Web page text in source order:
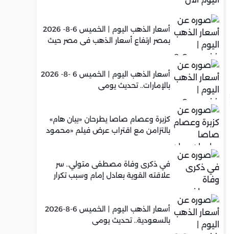
أسعار الذهب اليوم | الخميس 6-8- 2026
بمصر ارتفاع أسعار الذهب في مصر حيث
أسعار الذهب اليوم | الخميس 6 -8- 2026
بالإمارات.. تحديث يومي
كزبرة وعصام صاصا يطرحان «بيان هام»
بالتزامن مع اقتراب عرض فيلم «محمود
في ذكرى وفاة مصطفى متولي.. سر
علاقته القوية بعادل إمام وسبب تكرار
أسعار الذهب اليوم | الخميس 6-8-2026
بالسعودية.. تحديث يومي